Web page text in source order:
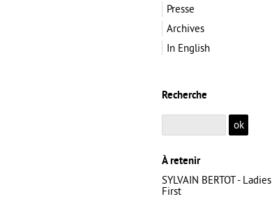
Presse
Archives
In English
Recherche
À retenir
SYLVAIN BERTOT - Ladies
First